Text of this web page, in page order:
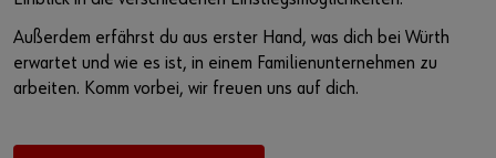
Außerdem erfährst du aus erster Hand, was dich bei Würth
erwartet und wie es ist, in einem Familienunternehmen zu
arbeiten. Komm vorbei, wir freuen uns auf dich.